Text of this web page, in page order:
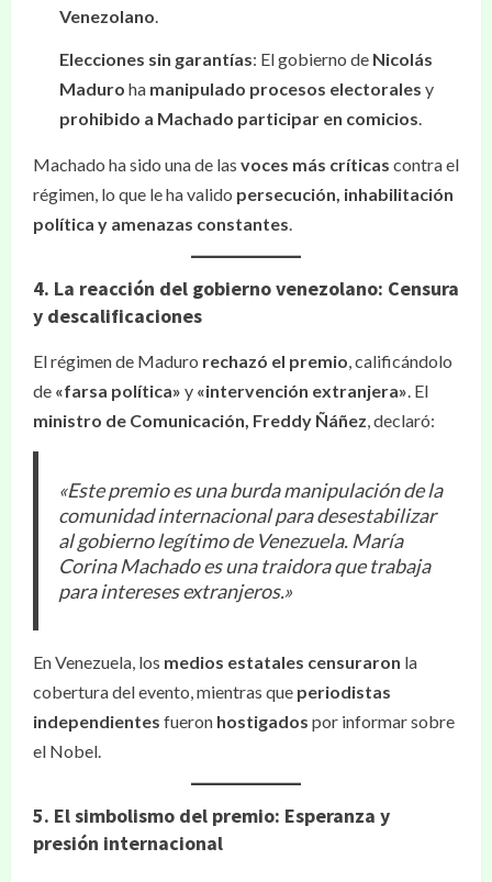
Venezolano.
Elecciones sin garantías: El gobierno de Nicolás
Maduro ha manipulado procesos electorales y
prohibido a Machado participar en comicios.
Machado ha sido una de las voces más críticas contra el
régimen, lo que le ha valido persecución, inhabilitación
política y amenazas constantes.
4. La reacción del gobierno venezolano: Censura
y descalificaciones
El régimen de Maduro rechazó el premio, calificándolo
de «farsa política» y «intervención extranjera». El
ministro de Comunicación, Freddy Ñáñez, declaró:
«Este premio es una burda manipulación de la
comunidad internacional para desestabilizar
al gobierno legítimo de Venezuela. María
Corina Machado es una traidora que trabaja
para intereses extranjeros.»
En Venezuela, los medios estatales censuraron la
cobertura del evento, mientras que periodistas
independientes fueron hostigados por informar sobre
el Nobel.
5. El simbolismo del premio: Esperanza y
presión internacional